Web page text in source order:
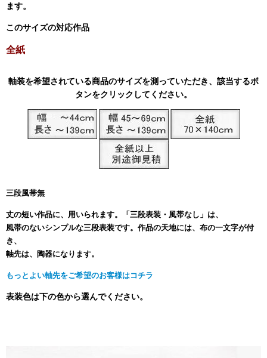
ます。
このサイズの対応作品
全紙
軸装を希望されている商品のサイズを測っていただき、該当するボ
タンをクリックしてください。
三段風帯無
丈の短い作品に、用いられます。「三段表装・風帯なし」は、
風帯のないシンプルな三段表装です。作品の天地には、布の一文字が付
き、
軸先は、陶器になります。
もっとよい軸先をご希望のお客様はコチラ
表装色は下の色から選んでください。